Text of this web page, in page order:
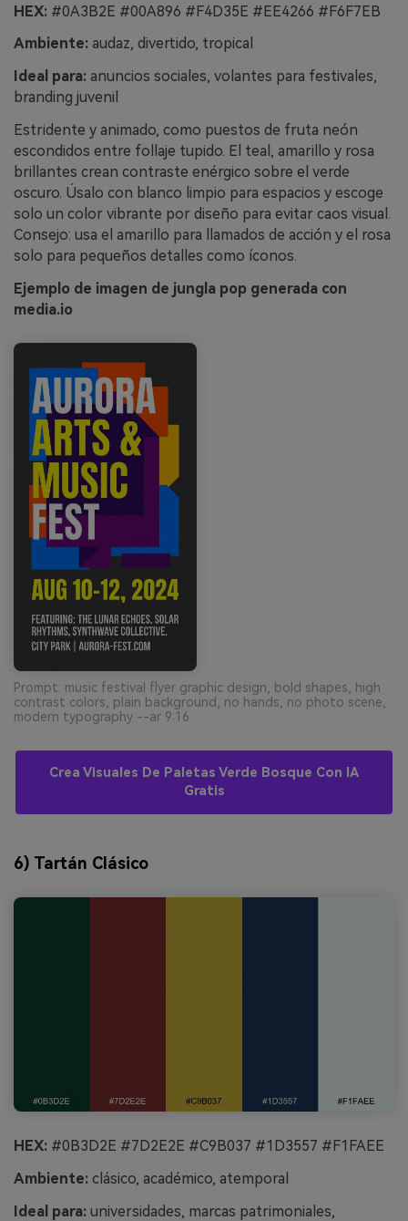
HEX: #0A3B2E #00A896 #F4D35E #EE4266 #F6F7EB
Ambiente: audaz, divertido, tropical
Ideal para: anuncios sociales, volantes para festivales,
branding juvenil
Estridente y animado, como puestos de fruta neón
escondidos entre follaje tupido. El teal, amarillo y rosa
brillantes crean contraste enérgico sobre el verde
oscuro. Úsalo con blanco limpio para espacios y escoge
solo un color vibrante por diseño para evitar caos visual.
Consejo: usa el amarillo para llamados de acción y el rosa
solo para pequeños detalles como íconos.
Ejemplo de imagen de jungla pop generada con
media.io
Prompt: music festival flyer graphic design, bold shapes, high
contrast colors, plain background, no hands, no photo scene,
modern typography --ar 9:16
Crea Visuales De Paletas Verde Bosque Con IA
Gratis
6) Tartán Clásico
HEX: #0B3D2E #7D2E2E #C9B037 #1D3557 #F1FAEE
Ambiente: clásico, académico, atemporal
Ideal para: universidades, marcas patrimoniales,